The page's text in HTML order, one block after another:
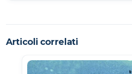
Articoli correlati